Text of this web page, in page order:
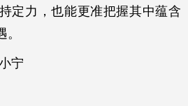
定力，也能更准把握其中蕴含
宁